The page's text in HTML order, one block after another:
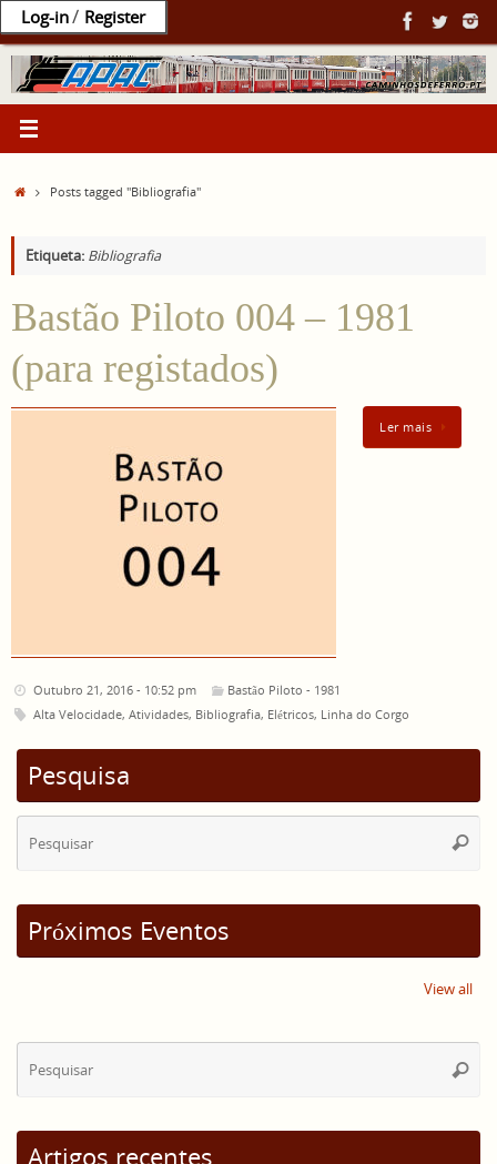
Log-in/ Register
para
conteúdo
HomePosts tagged "Bibliografia"
Etiqueta: Bibliografia
Bastão Piloto 004 – 1981
(para registados)
Ler mais
Outubro 21, 2016 - 10:52 pm
Bastão Piloto - 1981
Alta Velocidade, Atividades, Bibliografia, Elétricos, Linha do Corgo
Pesquisa
Próximos Eventos
View all
Artigos recentes